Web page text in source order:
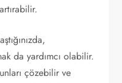
da yardımcı olabilir.
çözebilir ve